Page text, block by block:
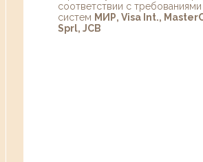
соответствии с
систем МИР, Visa Int.,
Sprl, JCB